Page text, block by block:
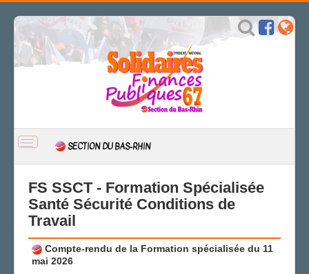
BASCULER
NAVIGATION
SECTION DU BAS-RHIN
ACTUALITÉ
CSAL
FS SSCT
Action sociale
FS SSCT - Formation Spécialisée
Santé Sécurité Conditions de
Travail
Compte-rendu de la Formation spécialisée du 11
mai 2026